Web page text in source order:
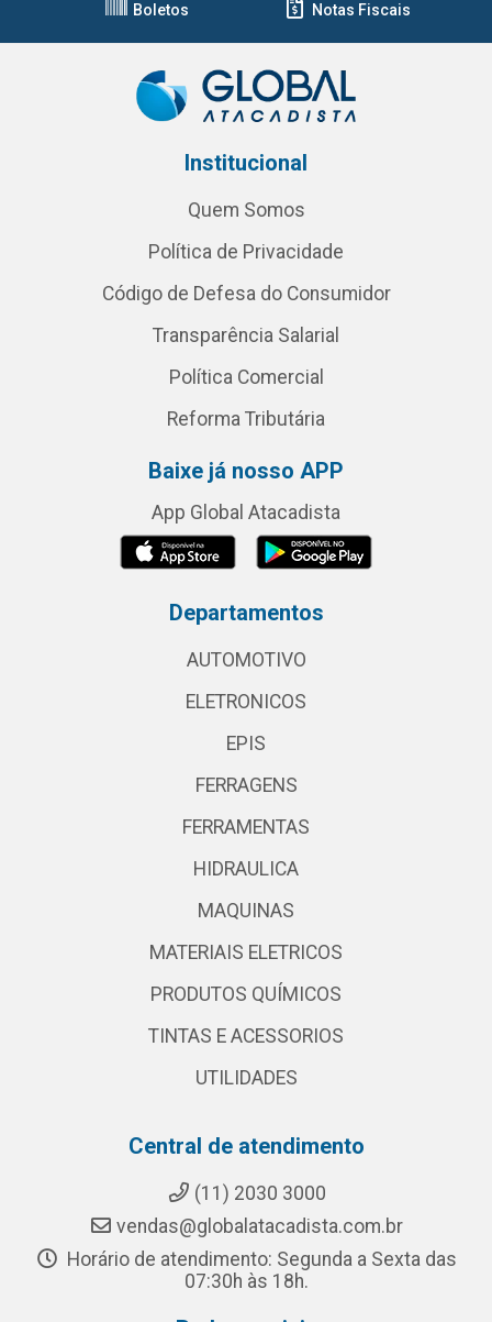
Boletos Notas Fiscais
Institucional
Quem Somos
Política de Privacidade
Código de Defesa do Consumidor
Transparência Salarial
Política Comercial
Reforma Tributária
Baixe já nosso APP
App Global Atacadista
Departamentos
AUTOMOTIVO
ELETRONICOS
EPIS
FERRAGENS
FERRAMENTAS
HIDRAULICA
MAQUINAS
MATERIAIS ELETRICOS
PRODUTOS QUÍMICOS
TINTAS E ACESSORIOS
UTILIDADES
Central de atendimento
(11) 2030 3000
vendas@globalatacadista.com.br
Horário de atendimento: Segunda a Sexta das
07:30h às 18h.